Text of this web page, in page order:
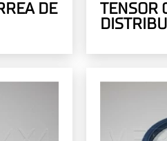
DE
TENSOR